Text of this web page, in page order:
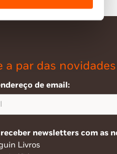
a par das novidades
de email:
newsletters com as
Livros